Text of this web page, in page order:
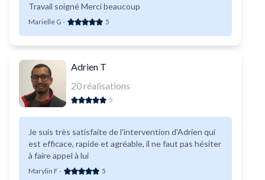
Travail soigné Merci beaucoup
Marielle G - 5
Adrien T
20réalisations
5
Je suis très satisfaite de l'intervention d'Adrien qui
est efficace, rapide et agréable, il ne faut pas hésiter
à faire appel à lui
Marylin F - 5